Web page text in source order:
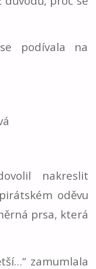
podívala na
nakreslit
oděvu
prsa, která
zamumlala